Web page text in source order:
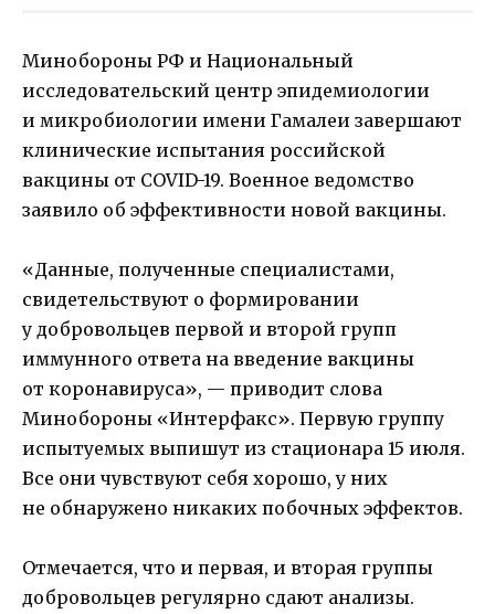
Минобороны РФ и Национальный
исследовательский центр эпидемиологии
и микробиологии имени Гамалеи завершают
клинические испытания российской
вакцины от COVID-19. Военное ведомство
заявило об эффективности новой вакцины.
«Данные, полученные специалистами,
свидетельствуют о формировании
у добровольцев первой и второй групп
иммунного ответа на введение вакцины
от коронавируса», — приводит слова
Минобороны «Интерфакс». Первую группу
испытуемых выпишут из стационара 15 июля.
Все они чувствуют себя хорошо, у них
не обнаружено никаких побочных эффектов.
Отмечается, что и первая, и вторая группы
добровольцев регулярно сдают анализы.